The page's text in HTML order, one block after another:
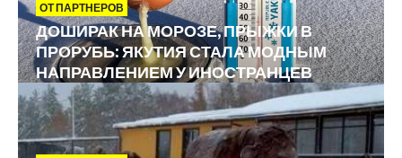
ОТ ПАРТНЕРОВ
ДОШИРАК НА МОРОЗЕ, ПРЫЖКИ В
ПРОРУБЬ: ЯКУТИЯ СТАЛА МОДНЫМ
НАПРАВЛЕНИЕМ У ИНОСТРАНЦЕВ